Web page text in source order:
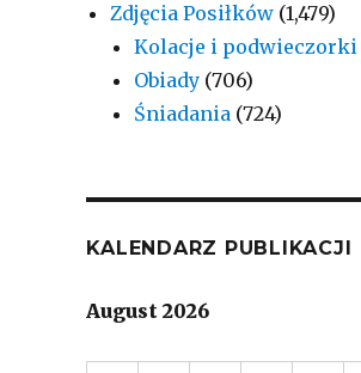
Zdjęcia Posiłków (1,479)
Kolacje i podwieczorki
Obiady (706)
Śniadania (724)
KALENDARZ PUBLIKACJI
August 2026